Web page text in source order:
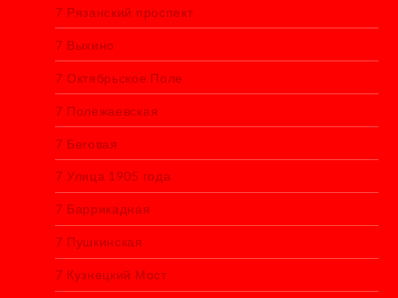
7 Рязанский проспект
7 Выхино
7 Октябрьское Поле
7 Полежаевская
7 Беговая
7 Улица 1905 года
7 Баррикадная
7 Пушкинская
7 Кузнецкий Мост